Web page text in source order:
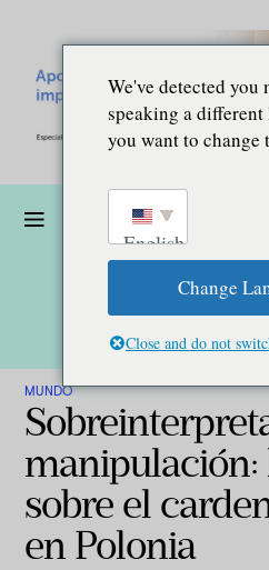
MUNDO
sobre el
en Polonia
We've detected you
speaking a different
you want to change
English
Change
Close and do not